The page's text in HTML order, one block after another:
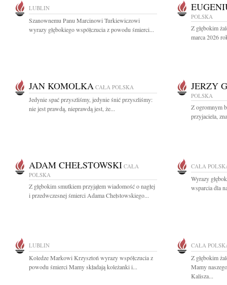
LUBLIN
Szanownemu Panu Marcinowi Turkiewiczowi
wyrazy głębokiego współczucia z powodu śmierci...
POLSKA
Z głębokim
marca 2026
JAN KOMOLKA CAŁA POLSKA
Jedynie spać przyszliśmy, jedynie śnić przyszliśmy:
nie jest prawdą, nieprawdą jest, że...
JERZY
POLSKA
Z ogromnym
przyjaciela,
ADAM CHEŁSTOWSKI CAŁA
POLSKA
Z głębokim smutkiem przyjąłem wiadomość o nagłej
i przedwczesnej śmierci Adama Chełstowskiego...
CAŁA
Wyrazy
wsparcia dla
LUBLIN
Koledze Markowi Krzysztoń wyrazy współczucia z
powodu śmierci Mamy składają koleżanki i...
CAŁA
Z głębokim
Mamy
Kalisza...